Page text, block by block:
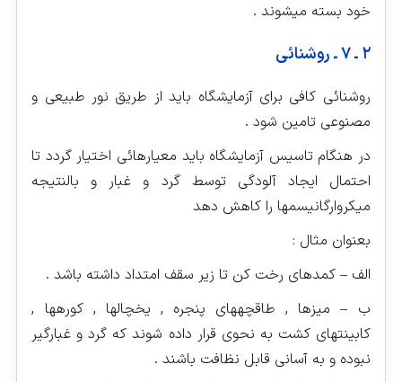
خود بسته میشوند .
۲ ـ ۷ ـ روشنائی
روشنائی کافی برای آزمایشگاه باید از طریق نور طبیعی و
مصنوعی تامین شود .
در هنگام تاسیس آزمایشگاه باید معیارهائی اختیار گردد تا
احتمال ایجاد آلودگی توسط گرد و غبار و بالنتیجه
میکروارگانیسم‏ها را کاهش دهد
بعنوان مثال :
الف – کمدهای رخت کن تا زیر سقف امتداد داشته باشد .
ب – میزها , طاقچه‏های پنجره , یخچال‏ها , کوره‏ها ,
کابینت‏های کشت به نحوی قرار داده شوند که گرد و غبارگیر
نبوده و به آسانی قابل نظافت باشند .